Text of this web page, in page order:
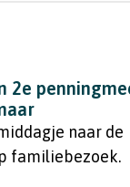
2e
naar de
familiebezoek.